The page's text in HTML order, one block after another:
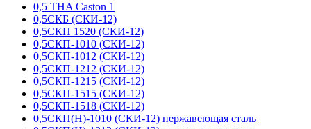
0,5 THA Caston 1
0,5СКБ (СКИ-12)
0,5СКП 1520 (СКИ-12)
0,5СКП-1010 (СКИ-12)
0,5СКП-1012 (СКИ-12)
0,5СКП-1212 (СКИ-12)
0,5СКП-1215 (СКИ-12)
0,5СКП-1515 (СКИ-12)
0,5СКП-1518 (СКИ-12)
0,5СКП(Н)-1010 (СКИ-12) нержавеющая сталь